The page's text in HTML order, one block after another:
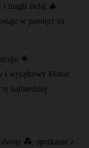
i magii świąt 🎄
w pamięci na
🌟
i wyjątkowy klimat
tę najbardziej
💑, spotkanie z